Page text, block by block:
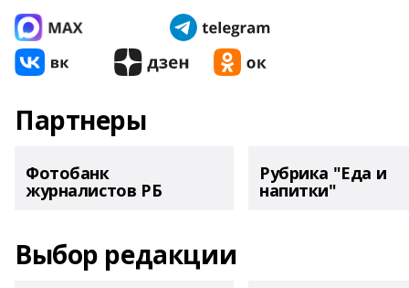
Партнеры
Фотобанк
журналистов РБ
Рубрика "Еда и
напитки"
Выбор редакции